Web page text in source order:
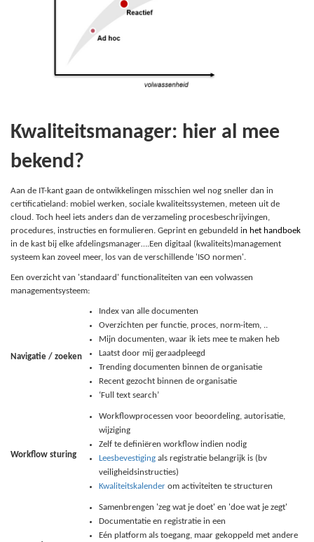
Kwaliteitsmanager: hier al mee
bekend?
Aan de IT-kant gaan de ontwikkelingen misschien wel nog sneller dan in
certificatieland: mobiel werken, sociale kwaliteitssystemen, meteen uit de
cloud. Toch heel iets anders dan de verzameling procesbeschrijvingen,
procedures, instructies en formulieren. Geprint en gebundeld in het handboek
in de kast bij elke afdelingsmanager….Een digitaal (kwaliteits)management
systeem kan zoveel meer, los van de verschillende 'ISO normen'.
Een overzicht van 'standaard' functionaliteiten van een volwassen
managementsysteem:
Navigatie / zoeken
Index van alle documenten
Overzichten per functie, proces, norm-item, ..
Mijn documenten, waar ik iets mee te maken heb
Laatst door mij geraadpleegd
Trending documenten binnen de organisatie
Recent gezocht binnen de organisatie
‘Full text search’
Workflow sturing
Workflowprocessen voor beoordeling, autorisatie,
wijziging
Zelf te definiëren workflow indien nodig
Leesbevestiging als registratie belangrijk is (bv
veiligheidsinstructies)
Kwaliteitskalender om activiteiten te structuren
Samenbrengen 'zeg wat je doet' en 'doe wat je zegt'
Documentatie en registratie in een
Eén platform als toegang, maar gekoppeld met andere